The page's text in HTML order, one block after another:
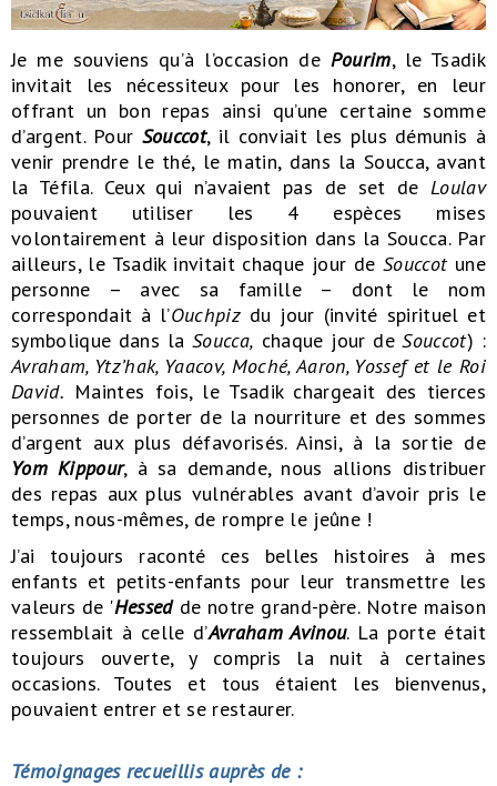
Je me souviens qu’à l’occasion de Pourim, le Tsadik
invitait les nécessiteux pour les honorer, en leur
offrant un bon repas ainsi qu’une certaine somme
d’argent. Pour Souccot, il conviait les plus démunis à
venir prendre le thé, le matin, dans la Soucca, avant
la Téfila. Ceux qui n’avaient pas de set deLoulav
pouvaient utiliser les 4 espèces mises
volontairement à leur disposition dans la Soucca. Par
ailleurs, le Tsadik invitait chaque jour deSouccotune
personne – avec sa famille – dont le nom
correspondait à l’Ouchpiz du jour (invité spirituel et
symbolique dans la Soucca, chaque jour deSouccot) :
Avraham, Ytz’hak, Yaacov, Moché, Aaron, Yossef et le Roi
David. Maintes fois, le Tsadik chargeait des tierces
personnes de porter de la nourriture et des sommes
d’argent aux plus défavorisés. Ainsi, à la sortie de
Yom Kippour, à sa demande, nous allions distribuer
des repas aux plus vulnérables avant d’avoir pris le
temps, nous-mêmes, de rompre le jeûne !
J’ai toujours raconté ces belles histoires à mes
enfants et petits-enfants pour leur transmettre les
valeurs de 'Hessedde notre grand-père. Notre maison
ressemblait à celle d’Avraham Avinou. La porte était
toujours ouverte, y compris la nuit à certaines
occasions. Toutes et tous étaient les bienvenus,
pouvaient entrer et se restaurer.
Témoignages recueillis auprès de :